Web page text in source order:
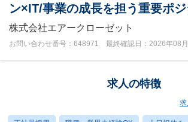
ン×IT/事業の成長を担う重要ポ
株式会社エアークローゼット
お問い合わせ番号：648971 最終確認日：2026年08
求人の特徴
求